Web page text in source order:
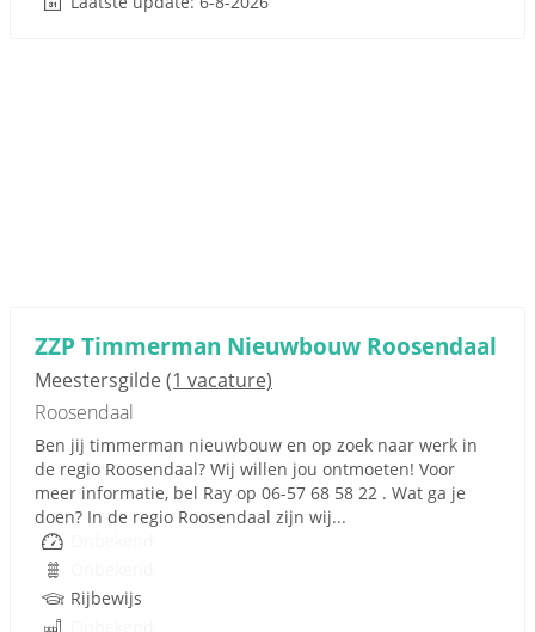
ZZP Timmerman Nieuwbouw Roosendaal
Meestersgilde(1 vacature)
Roosendaal
Ben jij timmerman nieuwbouw en op zoek naar werk in
de regio Roosendaal? Wij willen jou ontmoeten! Voor
meer informatie, bel Ray op 06-57 68 58 22 . Wat ga je
doen? In de regio Roosendaal zijn wij...
Rijbewijs